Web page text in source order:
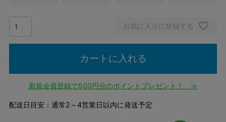
お気に入りに登録する
カートに入れる
新規会員登録で500円分のポイントプレゼント！ ≫
配送日目安：通常2～4営業日以内に発送予定